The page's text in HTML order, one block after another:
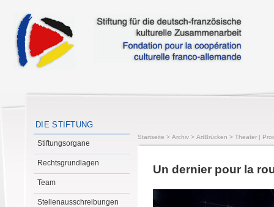
DIE STIFTUNG
Stiftungsorgane
Rechtsgrundlagen
Team
Stellenausschreibungen
Startseite > Archiv > ArtBrücken > Theater |
Un dernier pour la